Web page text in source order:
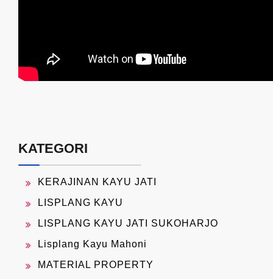
KATEGORI
KERAJINAN KAYU JATI
LISPLANG KAYU
LISPLANG KAYU JATI SUKOHARJO
Lisplang Kayu Mahoni
MATERIAL PROPERTY